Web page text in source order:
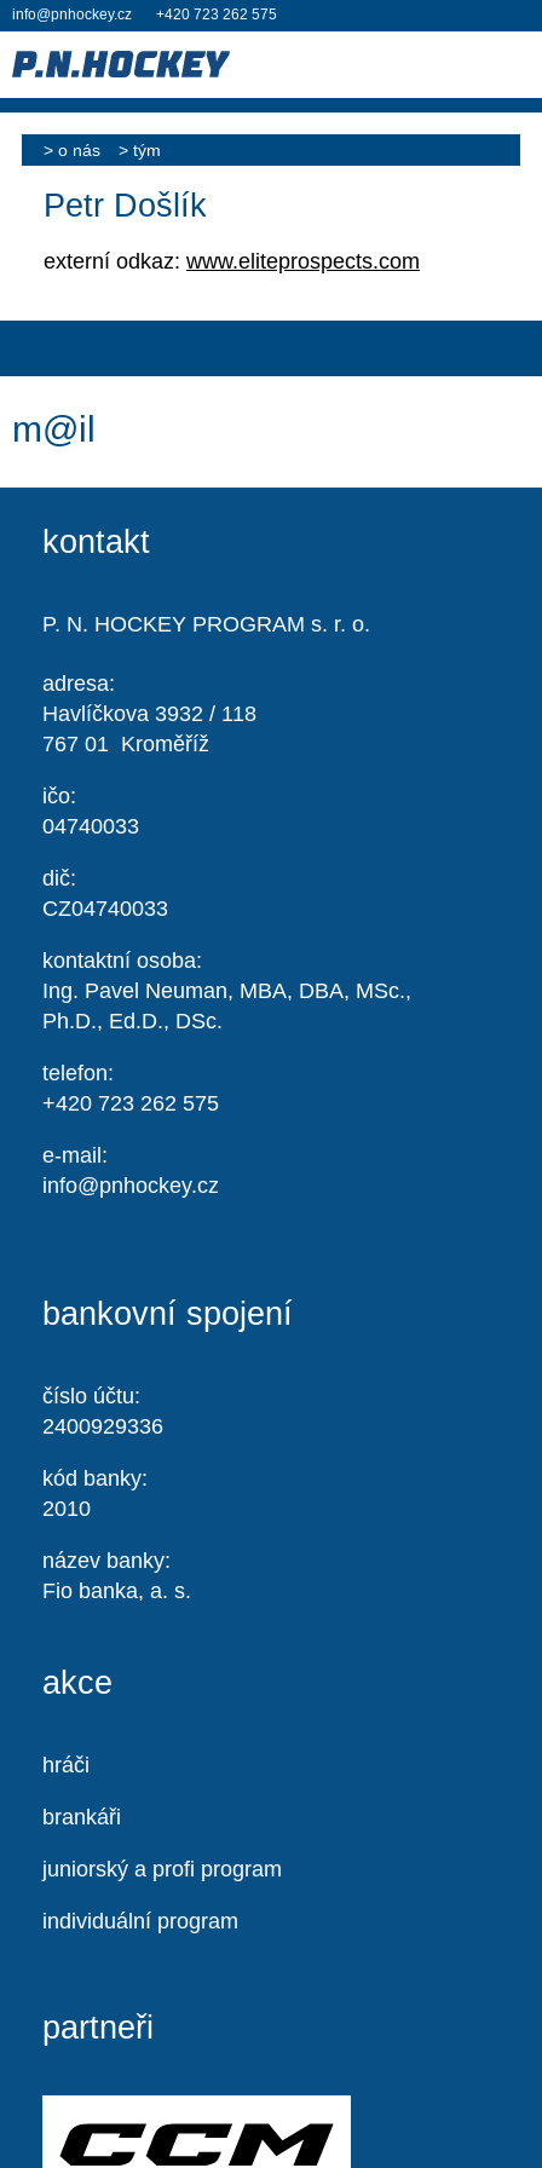
o nás tým
Petr Došlík
externí odkaz: www.eliteprospects.com
info@pnhockey.cz +420 723 262 575
m@il
kontakt
P. N. HOCKEY PROGRAM s. r. o.
adresa:
Havlíčkova 3932 / 118
767 01 Kroměříž
ičo:
04740033
dič:
CZ04740033
kontaktní osoba:
Ing. Pavel Neuman, MBA, DBA, MSc.,
Ph.D., Ed.D., DSc.
telefon:
+420 723 262 575
e-mail:
info@pnhockey.cz
bankovní spojení
číslo účtu:
2400929336
kód banky:
2010
název banky:
Fio banka, a. s.
akce
hráči
brankáři
juniorský a profi program
individuální program
partneři